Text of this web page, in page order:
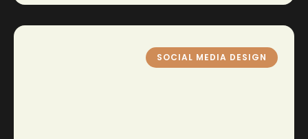
SOCIAL MEDIA DESIGN